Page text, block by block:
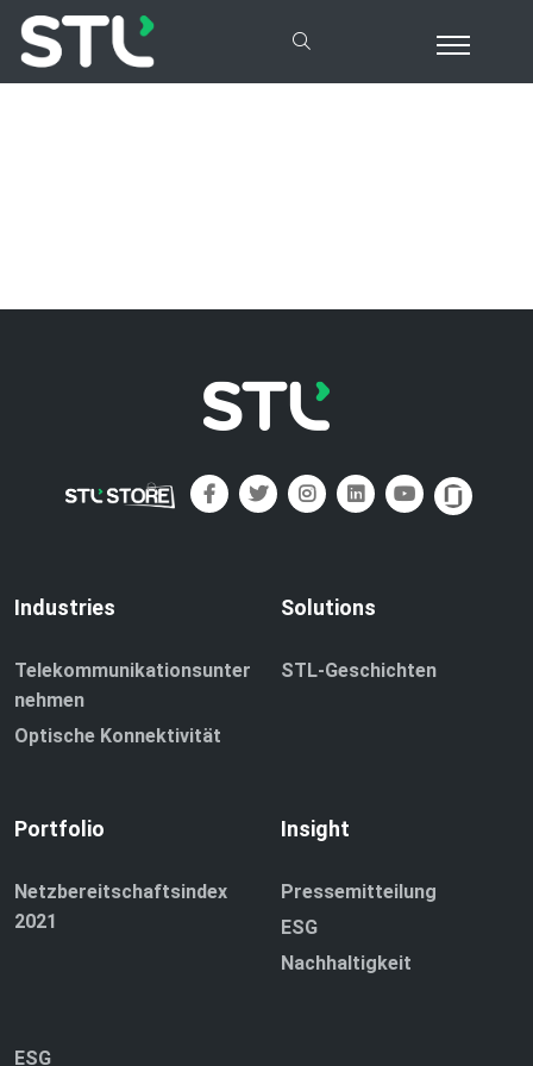
Industries
Telekommunikationsunter
nehmen
Optische Konnektivität
Solutions
STL-Geschichten
Portfolio
Netzbereitschaftsindex
2021
Insight
Pressemitteilung
ESG
Nachhaltigkeit
ESG